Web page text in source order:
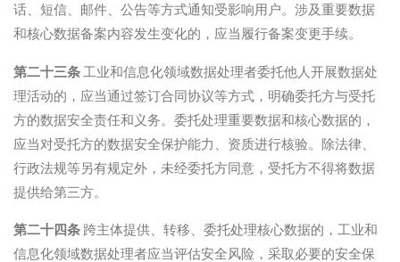
话、短信、邮件、公告等方式通知受影响用户。涉及重要数据
和核心数据备案内容发生变化的，应当履行备案变更手续。
第二十三条 工业和信息化领域数据处理者委托他人开展数据处
理活动的，应当通过签订合同协议等方式，明确委托方与受托
方的数据安全责任和义务。委托处理重要数据和核心数据的，
应当对受托方的数据安全保护能力、资质进行核验。除法律、
行政法规等另有规定外，未经委托方同意，受托方不得将数据
提供给第三方。
第二十四条 跨主体提供、转移、委托处理核心数据的，工业和
信息化领域数据处理者应当评估安全风险，采取必要的安全保